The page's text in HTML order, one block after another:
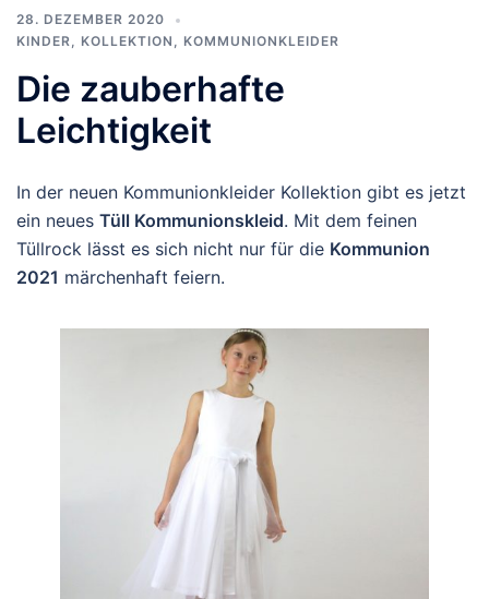
28. DEZEMBER 2020
KINDER, KOLLEKTION , KOMMUNIONKLEIDER
Die zauberhafte
Leichtigkeit
In der neuen Kommunionkleider Kollektion gibt es jetzt
ein neues Tüll Kommunionskleid. Mit dem feinen
Tüllrock lässt es sich nicht nur für die Kommunion
2021 märchenhaft feiern.